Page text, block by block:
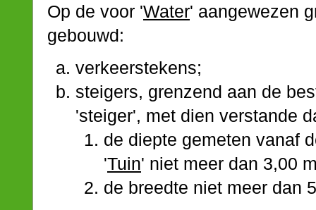
Op de voor 'Water' aangewezen
gebouwd:
verkeerstekens;
steigers, grenzend aan de
'steiger', met dien verstande
de diepte gemeten vanaf
'Tuin' niet meer dan 3,00
de breedte niet meer dan